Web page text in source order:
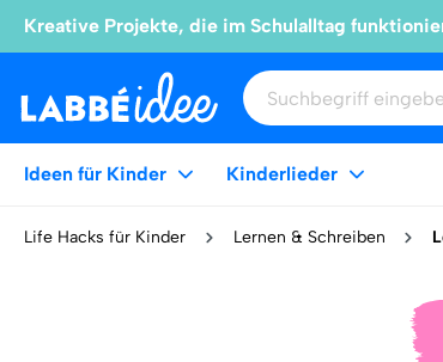
Kreative Projekte, die im Schulalltag
Ideen für Kinder Kinderlieder
Life Hacks für Kinder Lernen & Schreiben